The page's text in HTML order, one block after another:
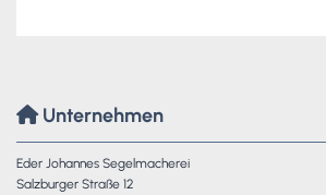
 Unternehmen
Eder Johannes Segelmacherei
Salzburger Straße 12